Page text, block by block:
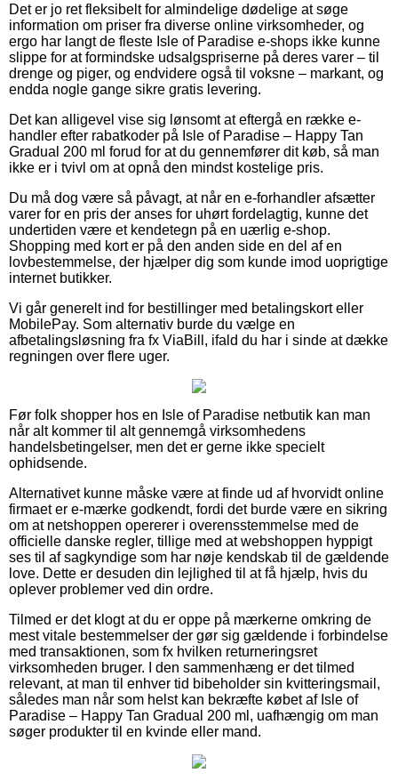
Det er jo ret fleksibelt for almindelige dødelige at søge
information om priser fra diverse online virksomheder, og
ergo har langt de fleste Isle of Paradise e-shops ikke kunne
slippe for at formindske udsalgspriserne på deres varer – til
drenge og piger, og endvidere også til voksne – markant, og
endda nogle gange sikre gratis levering.
Det kan alligevel vise sig lønsomt at eftergå en række e-
handler efter rabatkoder på Isle of Paradise – Happy Tan
Gradual 200 ml forud for at du gennemfører dit køb, så man
ikke er i tvivl om at opnå den mindst kostelige pris.
Du må dog være så påvagt, at når en e-forhandler afsætter
varer for en pris der anses for uhørt fordelagtig, kunne det
undertiden være et kendetegn på en uærlig e-shop.
Shopping med kort er på den anden side en del af en
lovbestemmelse, der hjælper dig som kunde imod uoprigtige
internet butikker.
Vi går generelt ind for bestillinger med betalingskort eller
MobilePay. Som alternativ burde du vælge en
afbetalingsløsning fra fx ViaBill, ifald du har i sinde at dække
regningen over flere uger.
Før folk shopper hos en Isle of Paradise netbutik kan man
når alt kommer til alt gennemgå virksomhedens
handelsbetingelser, men det er gerne ikke specielt
ophidsende.
Alternativet kunne måske være at finde ud af hvorvidt online
firmaet er e-mærke godkendt, fordi det burde være en sikring
om at netshoppen opererer i overensstemmelse med de
officielle danske regler, tillige med at webshoppen hyppigt
ses til af sagkyndige som har nøje kendskab til de gældende
love. Dette er desuden din lejlighed til at få hjælp, hvis du
oplever problemer ved din ordre.
Tilmed er det klogt at du er oppe på mærkerne omkring de
mest vitale bestemmelser der gør sig gældende i forbindelse
med transaktionen, som fx hvilken returneringsret
virksomheden bruger. I den sammenhæng er det tilmed
relevant, at man til enhver tid bibeholder sin kvitteringsmail,
således man når som helst kan bekræfte købet af Isle of
Paradise – Happy Tan Gradual 200 ml, uafhængig om man
søger produkter til en kvinde eller mand.